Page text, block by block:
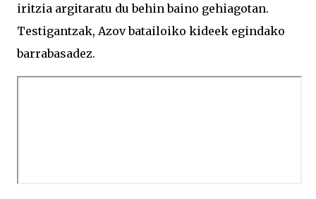
iritzia argitaratu du behin baino gehiagotan.
Testigantzak, Azov batailoiko kideek egindako
barrabasadez.